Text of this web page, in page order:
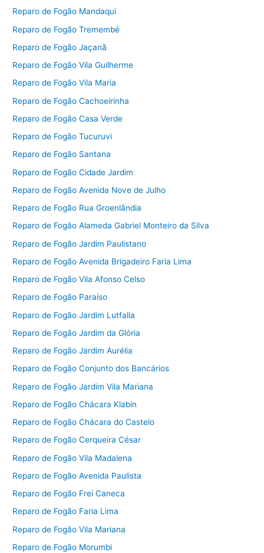
Reparo de Fogão Mandaqui
Reparo de Fogão Tremembé
Reparo de Fogão Jaçanã
Reparo de Fogão Vila Guilherme
Reparo de Fogão Vila Maria
Reparo de Fogão Cachoeirinha
Reparo de Fogão Casa Verde
Reparo de Fogão Tucuruvi
Reparo de Fogão Santana
Reparo de Fogão Cidade Jardim
Reparo de Fogão Avenida Nove de Julho
Reparo de Fogão Rua Groenlândia
Reparo de Fogão Alameda Gabriel Monteiro da Silva
Reparo de Fogão Jardim Paulistano
Reparo de Fogão Avenida Brigadeiro Faria Lima
Reparo de Fogão Vila Afonso Celso
Reparo de Fogão Paraíso
Reparo de Fogão Jardim Lutfalla
Reparo de Fogão Jardim da Glória
Reparo de Fogão Jardim Aurélia
Reparo de Fogão Conjunto dos Bancários
Reparo de Fogão Jardim Vila Mariana
Reparo de Fogão Chácara Klabin
Reparo de Fogão Chácara do Castelo
Reparo de Fogão Cerqueira César
Reparo de Fogão Vila Madalena
Reparo de Fogão Avenida Paulista
Reparo de Fogão Frei Caneca
Reparo de Fogão Faria Lima
Reparo de Fogão Vila Mariana
Reparo de Fogão Morumbi